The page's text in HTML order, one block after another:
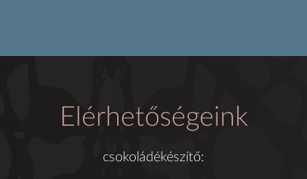
Elérhetőségeink
csokoládékészítő: